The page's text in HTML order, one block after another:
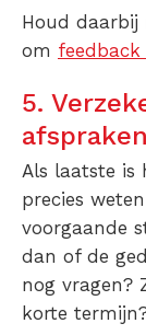
Houd
om feedback
5.
Als laatste is
precies
voorgaande
dan of de
nog vragen?
korte